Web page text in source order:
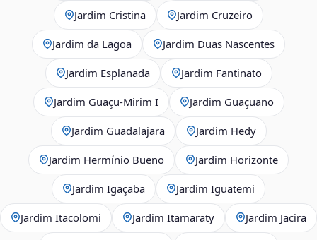
Jardim Cristina Jardim Cruzeiro
Jardim da Lagoa Jardim Duas Nascentes
Jardim Esplanada Jardim Fantinato
Jardim Guaçu‑Mirim I Jardim Guaçuano
Jardim Guadalajara Jardim Hedy
Jardim Hermínio Bueno Jardim Horizonte
Jardim Igaçaba Jardim Iguatemi
Jardim Itacolomi Jardim Itamaraty Jardim Jacira